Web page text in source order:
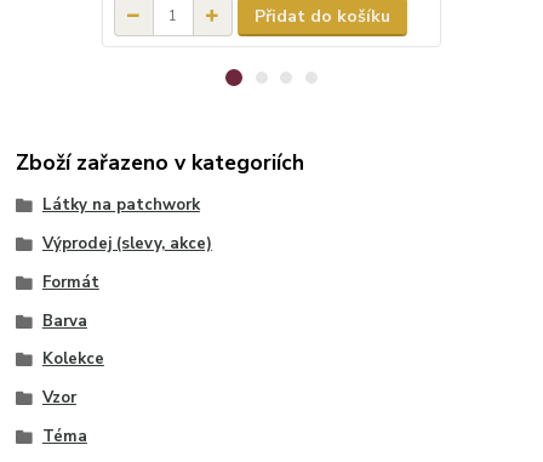
Přidat do košíku
Zboží zařazeno v kategoriích
Látky na patchwork
Výprodej (slevy, akce)
Formát
Barva
Kolekce
Vzor
Téma